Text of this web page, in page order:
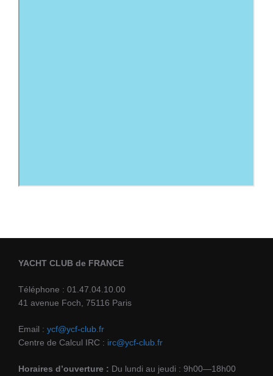
YACHT CLUB de FRANCE
Téléphone : 01.47.04.10.00
41 avenue Foch, 75116 Paris
Email : ycf@ycf-club.fr
Centre de Calcul IRC : irc@ycf-club.fr
Horaires d’ouverture : Du lundi au jeudi : 9h00—18h00